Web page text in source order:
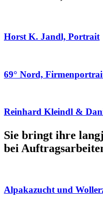
Horst K. Jandl, Portrait
69° Nord,
Reinhard Kleindl &
Sie bringt ihre
bei
Alpakazucht und